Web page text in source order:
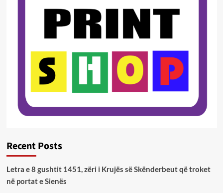
Recent Posts
Letra e 8 gushtit 1451, zëri i Krujës së Skënderbeut që troket
në portat e Sienës